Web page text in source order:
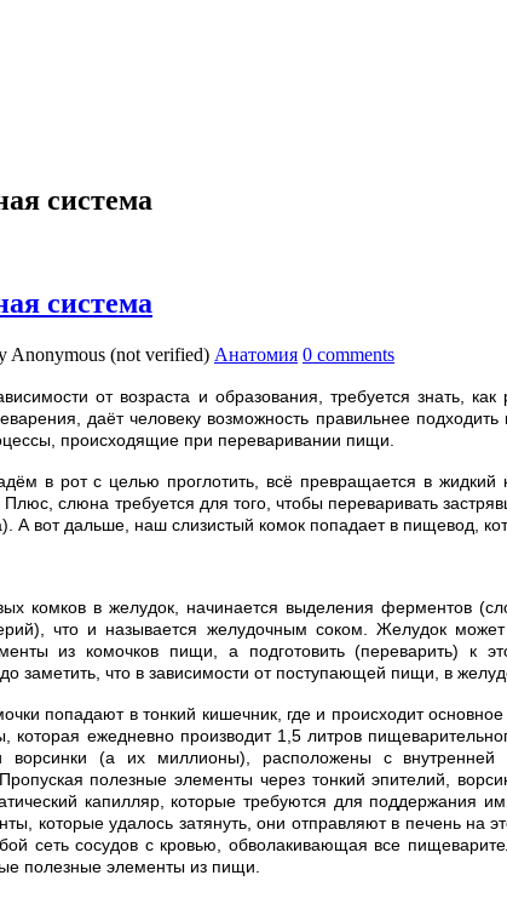
система
система
Anonymous (not verified) Анатомия 0 comments
от возраста и образования, требуется знать,
даёт человеку возможность правильнее
происходящие при переваривании пищи.
в рот с целью проглотить, всё превращается в
слюна требуется для того, чтобы переваривать
А вот дальше, наш слизистый комок попадает в пищевод,
комков в желудок, начинается выделения ферментов
что и называется желудочным соком. Желудок может
из комочков пищи, а подготовить (переварить) к
заметить, что в зависимости от поступающей пищи, в
попадают в тонкий кишечник, где и происходит
которая ежедневно производит 1,5 литров
ворсинки (а их миллионы), расположены с внутренней
полезные элементы через тонкий эпителий,
капилляр, которые требуются для поддержания
которые удалось затянуть, они отправляют в печень на
сеть сосудов с кровью, обволакивающая все
полезные элементы из пищи.